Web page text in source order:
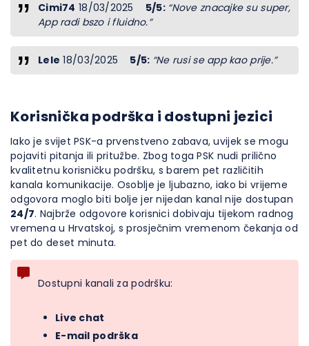
Cimi74 18/03/2025 5/5: “Nove znacajke su super,
App radi bszo i fluidno.”
Lele 18/03/2025 5/5: “Ne rusi se app kao prije.”
Korisnička podrška i dostupni jezici
Iako je svijet PSK-a prvenstveno zabava, uvijek se mogu
pojaviti pitanja ili pritužbe. Zbog toga PSK nudi prilično
kvalitetnu korisničku podršku, s barem pet različitih
kanala komunikacije. Osoblje je ljubazno, iako bi vrijeme
odgovora moglo biti bolje jer nijedan kanal nije dostupan
24/7. Najbrže odgovore korisnici dobivaju tijekom radnog
vremena u Hrvatskoj, s prosječnim vremenom čekanja od
pet do deset minuta.
Dostupni kanali za podršku:
Live chat
E-mail podrška